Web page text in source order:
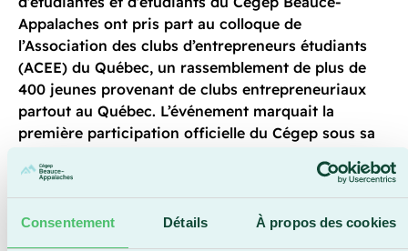
Consentement Détails À propos des cookies
Appalaches ont pris part au colloque de
l’Association des clubs d’entrepreneurs étudiants
(ACEE) du Québec, un rassemblement de plus de
400 jeunes provenant de clubs entrepreneuriaux
partout au Québec. L’événement marquait la
première participation officielle du Cégep sous sa
Parmi les personnes participantes, Mia Bolduc s’est
Monts-Dons. Conçu initialement dans un cours en